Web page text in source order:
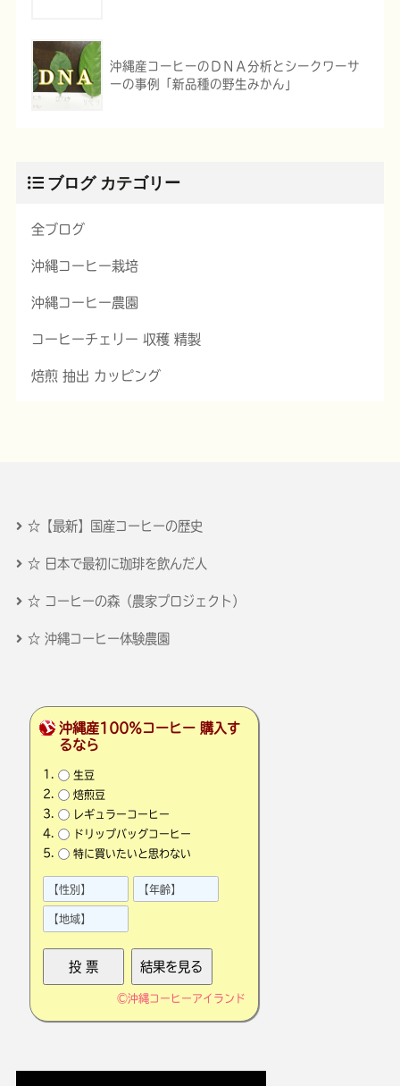
沖縄産コーヒーのＤＮＡ分析とシークワーサ
ーの事例「新品種の野生みかん」
ブログ カテゴリー
全ブログ
沖縄コーヒー栽培
沖縄コーヒー農園
コーヒーチェリー 収穫 精製
焙煎 抽出 カッピング
☆【最新】国産コーヒーの歴史
☆ 日本で最初に珈琲を飲んだ人
☆ コーヒーの森（農家プロジェクト）
☆ 沖縄コーヒー体験農園
沖縄産100％コーヒー 購入す
るなら
生豆
焙煎豆
レギュラーコーヒー
ドリップバッグコーヒー
特に買いたいと思わない
©沖縄コーヒーアイランド